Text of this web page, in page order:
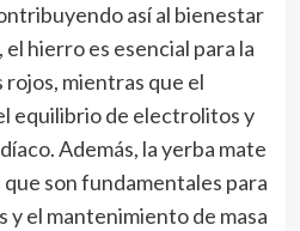
así al bienestar
hierro es esencial para la
mientras que el
equilibrio de electrolitos y
Además, la yerba mate
son fundamentales para
y el mantenimiento de masa